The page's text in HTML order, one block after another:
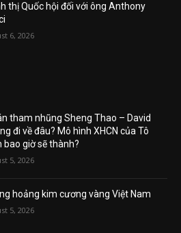
thị Quốc hội đối với ông Anthony
6, 2026
tham nhũng Sheng Thao – David
đi về đâu? Mô hình XHCN của Tô
bao giờ sẽ thành?
5, 2026
hoảng kim cương vàng Việt Nam
5, 2026